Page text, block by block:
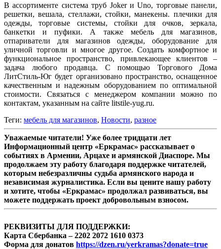
В ассортименте система труб Joker и Uno, торговые панели,
решетки, вешала, стеллажи, стойки, манекены. плечики для
одежды, торговые системы, стойки для очков, зеркала,
банкетки и пуфики. А также мебель для магазинов,
отпариватели для магазинов одежды, оборудование для
уличной торговли и многое другое. Создать комфортное и
функциональное пространство, привлекающее клиентов –
задача любого продавца. С помощью Торгового Дома
ЛитСтиль-Юг будет организовано пространство, оснащенное
качественным и надежным оборудованием по оптимальной
стоимости. Связаться с менеджером компании можно по
контактам, указанным на сайте litstile-yug.ru.
Теги: ​мебель для магазинов, Новости, разное
Уважаемые читатели! Уже более тридцати лет
Информационный центр «Еркрамас» рассказывает о
событиях в Армении, Арцахе и армянской Диаспоре. Мы
продолжаем эту работу благодаря поддержке читателей,
которым небезразличны судьба армянского народа и
независимая журналистика. Если вы цените нашу работу
и хотите, чтобы «Еркрамас» продолжал развиваться, вы
можете поддержать проект добровольным взносом.
РЕКВИЗИТЫ ДЛЯ ПОДДЕРЖКИ:
Карта Сбербанка – 2202 2072 1610 0373
Форма для донатов https://dzen.ru/yerkramas?donate=true